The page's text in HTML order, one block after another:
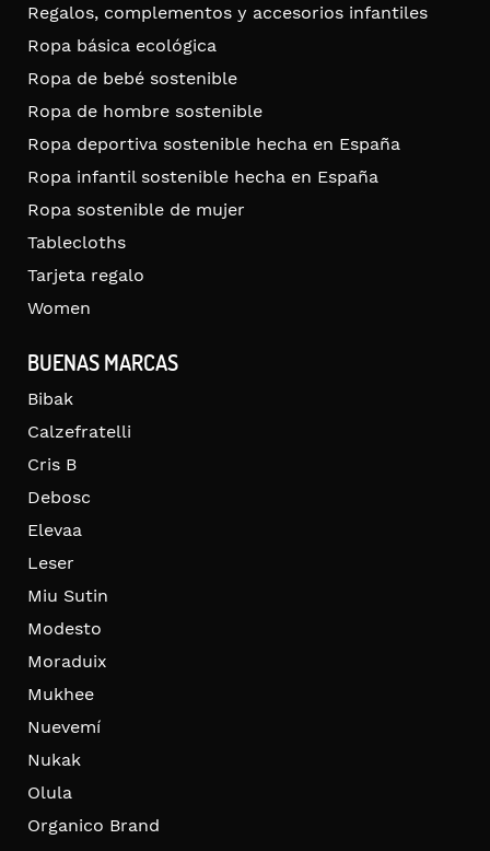
Regalos, complementos y accesorios infantiles
Ropa básica ecológica
Ropa de bebé sostenible
Ropa de hombre sostenible
Ropa deportiva sostenible hecha en España
Ropa infantil sostenible hecha en España
Ropa sostenible de mujer
Tablecloths
Tarjeta regalo
Women
BUENAS MARCAS
Bibak
Calzefratelli
Cris B
Debosc
Elevaa
Leser
Miu Sutin
Modesto
Moraduix
Mukhee
Nuevemí
Nukak
Olula
Organico Brand